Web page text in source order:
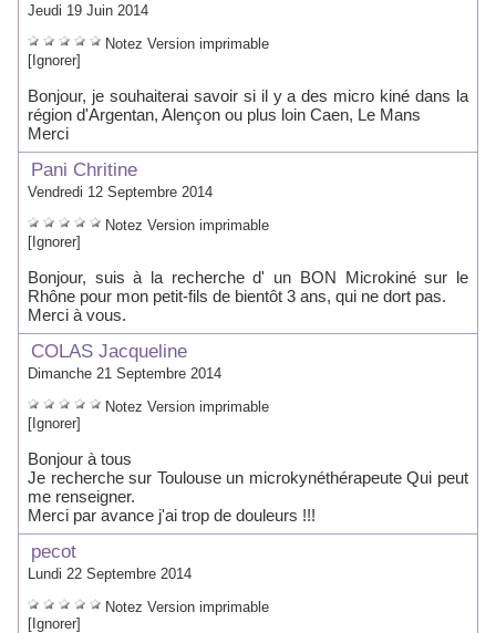
Jeudi 19 Juin 2014
Notez Version imprimable
[Ignorer]
Bonjour, je souhaiterai savoir si il y a des micro kiné dans la
région d'Argentan, Alençon ou plus loin Caen, Le Mans
Merci
Pani Chritine
Vendredi 12 Septembre 2014
Notez Version imprimable
[Ignorer]
Bonjour, suis à la recherche d' un BON Microkiné sur le
Rhône pour mon petit-fils de bientôt 3 ans, qui ne dort pas.
Merci à vous.
COLAS Jacqueline
Dimanche 21 Septembre 2014
Notez Version imprimable
[Ignorer]
Bonjour à tous
Je recherche sur Toulouse un microkynéthérapeute Qui peut
me renseigner.
Merci par avance j'ai trop de douleurs !!!
pecot
Lundi 22 Septembre 2014
Notez Version imprimable
[Ignorer]